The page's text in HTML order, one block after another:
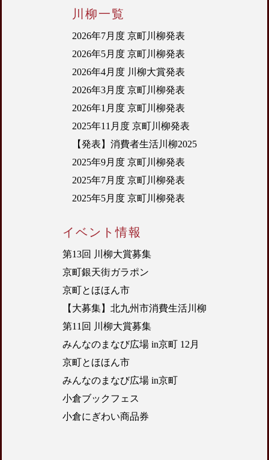
イベント情報
第13回 川柳大賞募集
京町銀天街ガラポン
京町とほほん市
【大募集】北九州市消費生活川柳
第11回 川柳大賞募集
みんなのまなび広場 in京町 12月
京町とほほん市
みんなのまなび広場 in京町
小倉ブックフェス
小倉にぎわい商品券
川柳一覧
2026年7月度 京町川柳発表
2026年5月度 京町川柳発表
2026年4月度 川柳大賞発表
2026年3月度 京町川柳発表
2026年1月度 京町川柳発表
2025年11月度 京町川柳発表
【発表】消費者生活川柳2025
2025年9月度 京町川柳発表
2025年7月度 京町川柳発表
2025年5月度 京町川柳発表